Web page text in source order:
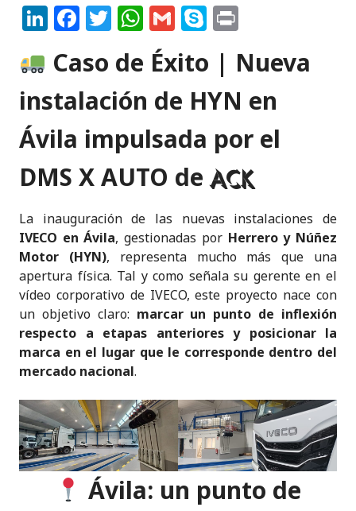
Li
k
e
dI
n
F
c
e
b
o
o
k
T
it
te
r
W
h
a
ts
A
p
p
G
ai
l
S
y
p
e
n
t
Caso de Éxito | Nueva
instalación de HYN en
Ávila impulsada por el
DMS X AUTO deACK
La inauguración de las nuevas instalaciones de
IVECO en Ávila, gestionadas por Herrero y Núñez
Motor (HYN), representa mucho más que una
apertura física. Tal y como señala su gerente en el
vídeo corporativo de IVECO, este proyecto nace con
un objetivo claro: marcar un punto de inflexión
respecto a etapas anteriores y posicionar la
marca en el lugar que le corresponde dentro del
mercado nacional.
Ávila: un punto de